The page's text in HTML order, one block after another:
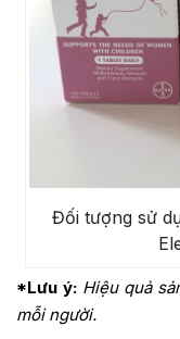
Đối tượng sử
*Lưu ý: Hiệu quả
mỗi người.